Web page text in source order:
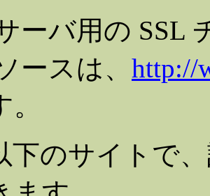
ーバ用の SSL
ースは、 http://
下のサイトで